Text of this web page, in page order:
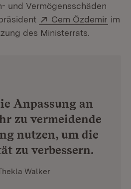
und Vermögensschäden
Extern:
Cem Özdemir im
des Ministerrats.
Anpassung an
zu vermeidende
nutzen, um die
zu verbessern.
Walker